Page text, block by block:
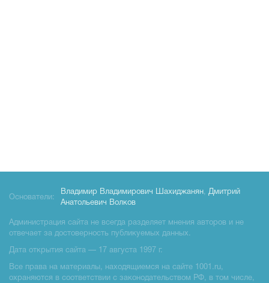
Основатели:
Владимир Владимирович Шахиджанян, Дмитрий
Анатольевич Волков
Администрация сайта не всегда разделяет мнения авторов и не
отвечает за достоверность публикуемых данных.
Дата открытия сайта — 17 августа 1997 г.
Все права на материалы, находящиемся на сайте 1001.ru,
охраняются в соответствии с законодательством РФ, в том числе,